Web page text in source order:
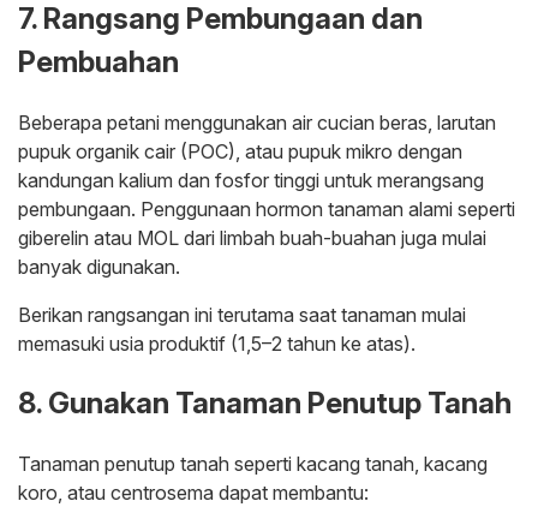
7. Rangsang Pembungaan dan
Pembuahan
Beberapa petani menggunakan air cucian beras, larutan
pupuk organik cair (POC), atau pupuk mikro dengan
kandungan kalium dan fosfor tinggi untuk merangsang
pembungaan. Penggunaan hormon tanaman alami seperti
giberelin atau MOL dari limbah buah-buahan juga mulai
banyak digunakan.
Berikan rangsangan ini terutama saat tanaman mulai
memasuki usia produktif (1,5–2 tahun ke atas).
8. Gunakan Tanaman Penutup Tanah
Tanaman penutup tanah seperti kacang tanah, kacang
koro, atau centrosema dapat membantu: